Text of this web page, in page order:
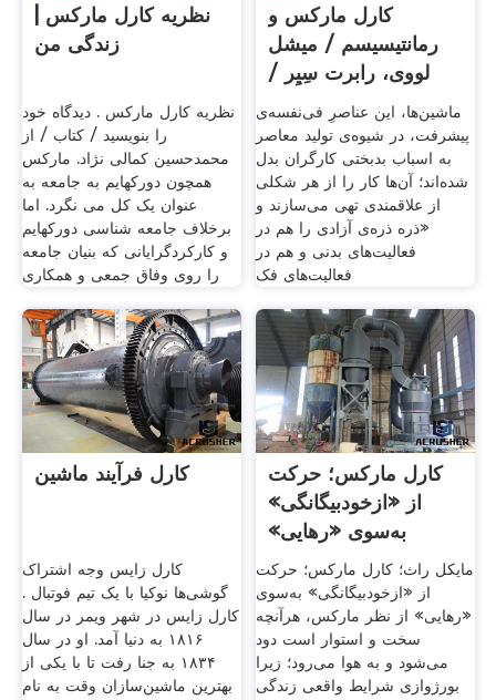
نظریه کارل مارکس |
زندگی من
نظریه کارل مارکس . دیدگاه‌ خود
را بنویسید / کتاب / از
محمدحسین کمالی نژاد. مارکس
همچون دورکهایم به جامعه به
عنوان یک کل می نگرد. اما
برخلاف جامعه شناسی دورکهایم
و کارکردگرایانی که بنیان جامعه
را روی وفاق جمعی و همکاری
کارل مارکس و
رمانتیسیسم / میشل
لووی، رابرت سِیِر /
ترجمه‌ی
ماشین‌ها، این عناصرِ فی‌نفسه‌ی
پیشرفت، در شیوه‌ی تولید معاصر
به اسباب بدبختی کارگران بدل
شده‌اند؛ آن‌ها کار را از هر شکلی
از علاقمندی تهی می‌سازند و
«ذره ذره‌ی آزادی را هم در
فعالیت‌های بدنی و هم در
فعالیت‌های فک
کارل فرآیند ماشین
کارل زایس وجه اشتراک
گوشی‌ها نوکیا با یک تیم فوتبال .
کارل زایس در شهر ویمر در سال
۱۸۱۶ به دنیا آمد. او در سال
۱۸۳۴ به جنا رفت تا با یکی از
بهترین ماشین‌سازان وقت به نام
کارل مارکس؛ حرکت
از «ازخودبیگانگی»
به‌سوی «رهایی»
فرهنگ
مایکل راث؛ کارل مارکس؛ حرکت
از «ازخودبیگانگی» به‌سوی
«رهایی» از نظر مارکس، هرآنچه
سخت و استوار است دود
می‌شود و به هوا می‌رود؛ زیرا
بورژوازی شرایط واقعی زندگی